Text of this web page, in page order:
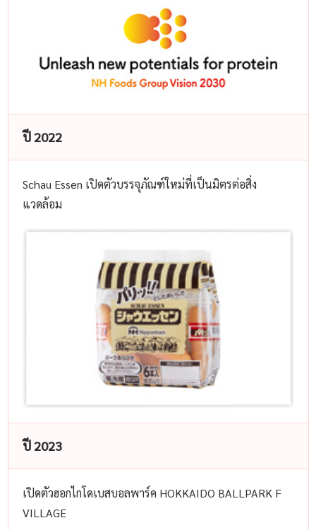
ปี 2022
Schau Essen เปิดตัวบรรจุภัณฑ์ใหม่ที่เป็นมิตรต่อสิ่ง
แวดล้อม
ปี 2023
เปิดตัวฮอกไกโดเบสบอลพาร์ค HOKKAIDO BALLPARK F
VILLAGE